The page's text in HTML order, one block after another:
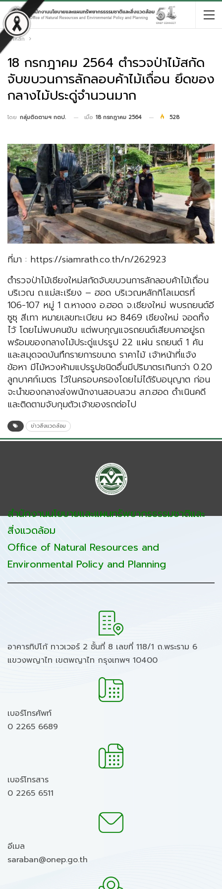
หน้าหลัก
18 กรกฎาคม 2564 ตำรวจป่าไม้สกัด
จับขบวนการลักลอบค้าไม้เถื่อน ยึดของ
กลางไม้ประดู่จำนวนมาก
โดย กลุ่มติดตามฯ กตป. เมื่อ 18 กรกฎาคม 2564 528
ที่มา : https://siamrath.co.th/n/262923
ตำรวจป่าไม้เชียงใหม่สกัดจับขบวนการลักลอบค้าไม้เถื่อน
บริเวณ ถ.แม่สะเรียง – ฮอด บริเวณหลักกิโลเมตรที่
106-107 หมู่ 1 ต.หางดง อ.ฮอด จ.เชียงใหม่ พบรถยนต์อี
ซูซุ สีเทา หมายเลขทะเบียน ผว 8469 เชียงใหม่ จอดทิ้ง
ไว้ โดยไม่พบคนขับ แต่พบกุญแจรถยนต์เสียบคาอยู่รถ
พร้อมของกลางไม้ประดู่แปรรูป 22 แผ่น รถยนต์ 1 คัน
และสมุดจดบันทึกรายการขนาด ราคาไม้ เจ้าหน้าที่แจ้ง
ข้อหา มีไม้หวงห้ามแปรรูปชนิดอื่นมีปริมาตรเกินกว่า 0.20
ลูกบาศก์เมตร ไว้ในครอบครองโดยไม่ได้รับอนุญาต ก่อน
จะนำของกลางส่งพนักงานสอบสวน สภ.ฮอด ดำเนินคดี
และติดตามจับกุมตัวเจ้าของรถต่อไป
ข่าวสิ่งแวดล้อม
สำนักงานนโยบายและแผนทรัพยากรธรรมชาติและ
สิ่งแวดล้อม
Office of Natural Resources and
Environmental Policy and Planning
อาคารทิปโก้ ทาวเวอร์ 2 ชั้นที่ 8 เลขที่ 118/1 ถ.พระราม 6
แขวงพญาไท เขตพญาไท กรุงเทพฯ 10400
เบอร์โทรศัพท์
0 2265 6689
เบอร์โทรสาร
0 2265 6511
อีเมล
saraban@onep.go.th